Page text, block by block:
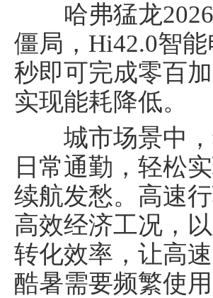
哈弗猛龙2026
僵局，Hi42.0智
秒即可完成零百
实现能耗降低。
城市场景中，
日常通勤，轻松
续航发愁。高速
高效经济工况，
转化效率，让高
酷暑需要频繁使